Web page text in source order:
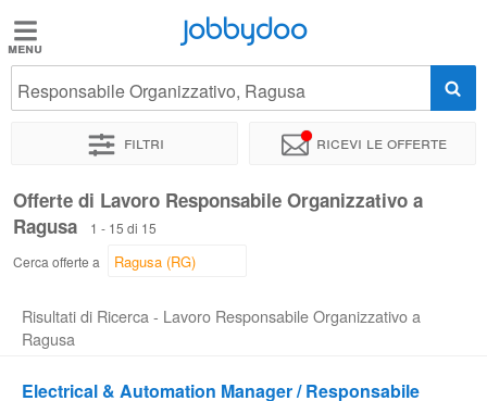
Jobbydoo
Offerte
Stipendi
professioni
Jobbydoo
Responsabile Organizzativo, Ragusa
Filtri Ricevi le offerte
Offerte di Lavoro Responsabile Organizzativo a
Ragusa
1 - 15 di 15
Cerca offerte a
Risultati di Ricerca - Lavoro Responsabile Organizzativo a
Ragusa
Electrical & Automation Manager / Responsabile